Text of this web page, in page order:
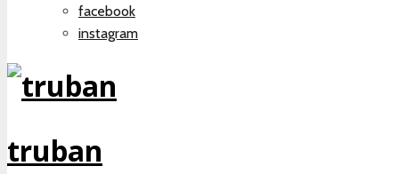
facebook
instagram
truban